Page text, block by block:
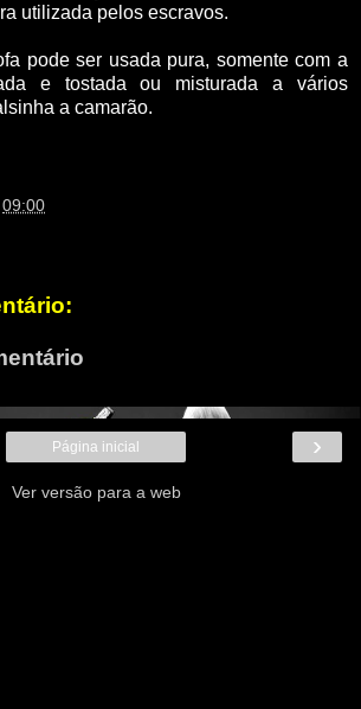
utilizada pelos escravos.
pode ser usada pura, somente com a
e tostada ou misturada a vários
a camarão.
09:00
›
Página inicial
Ver versão para a web